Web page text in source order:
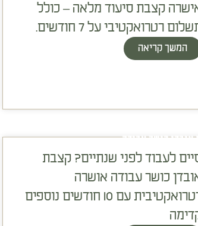
קצבת סיעוד מלאה – כולל
רטרואקטיבי על 7 חודשים.
המשך קריאה
אובדן כושר עבודה
לעבוד לפני שנתיים? קצבת
כושר עבודה אושרה
רטרואקטיבית עם 10 חודשים נוספים